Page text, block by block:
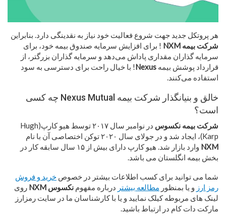
هر پروتکل جدید جهت شروع فعالیت خود نیاز به نقدینگی دارد. بنابراین
شرکت بیمه NXM
! برای افزایش سرمایه صندوق بیمه خود، برای
سرمایه گذاران مقداری پاداش می‌دهد و سرمایه گذاران بزرگتر، از
قرارداد پوشش بیمه Nexus! با خیال راحت برای دسترسی به سود
استفاده می‌‌کنند.
خالق و بنیانگذار شرکت بیمه Nexus Mutual چه کسی
است؟
شرکت بیمه نکسوس
در نوامبر سال ۲۰۱۷ توسط هیو کارپ(Hugh
Karp)، ایجاد شد و در جولای سال ۲۰۲۰ توکن اختصاصی آن با نام
NXM
وارد بازار شد. هیو کارپ دارای بیش از ۱۵ سال سابقه کار در
بخش بیمه انگلستان می باشد.
شما می توانید برای کسب اطلاعات بیشتر در خصوص خرید و فروش
رمز ارز و یا بمنظور مطالعه بیشتر درباره مفهوم نکسوس NXM
روی
لینک های مربوطه کیلک نمایید و یا با کارشناسان ما در سایت رمزارز
مارکت دات کام در ارتباط باشید.